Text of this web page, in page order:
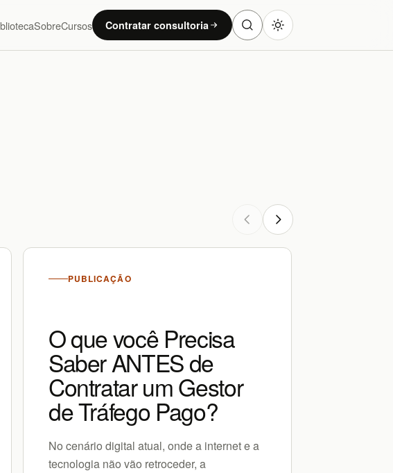
SobreCursos Contratar consultoria
PUBLICAÇÃO
O que você Precisa
Saber ANTES de
Contratar um Gestor
de Tráfego Pago?
No cenário digital atual, onde a internet e a
tecnologia não vão retroceder, a